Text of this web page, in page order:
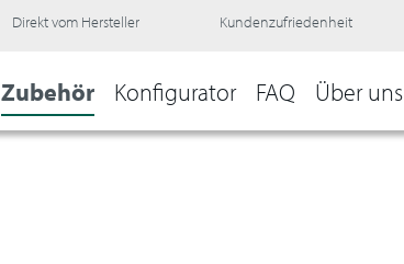
Direkt vom Hersteller Kundenzufriedenheit
Zubehör Konfigurator FAQ Über uns